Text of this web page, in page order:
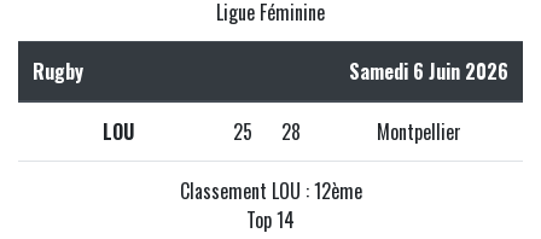
Ligue Féminine
Rugby Samedi 6 Juin 2026
LOU 25 28 Montpellier
Classement LOU : 12ème
Top 14